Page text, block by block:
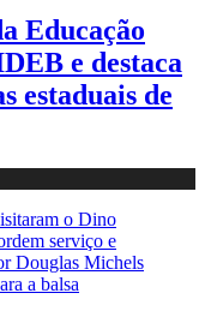
Educação
e destaca
estaduais de